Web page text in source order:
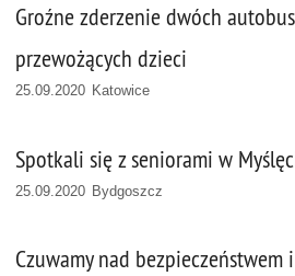
Groźne zderzenie dwóch
przewożących dzieci
25.09.2020 Katowice
Spotkali się z seniorami w
25.09.2020 Bydgoszcz
Czuwamy nad bezpieczeństwem i